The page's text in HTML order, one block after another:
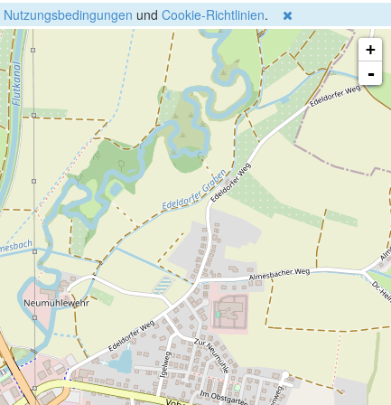
Nutzungsbedingungen und Cookie-Richtlinien.
+
-